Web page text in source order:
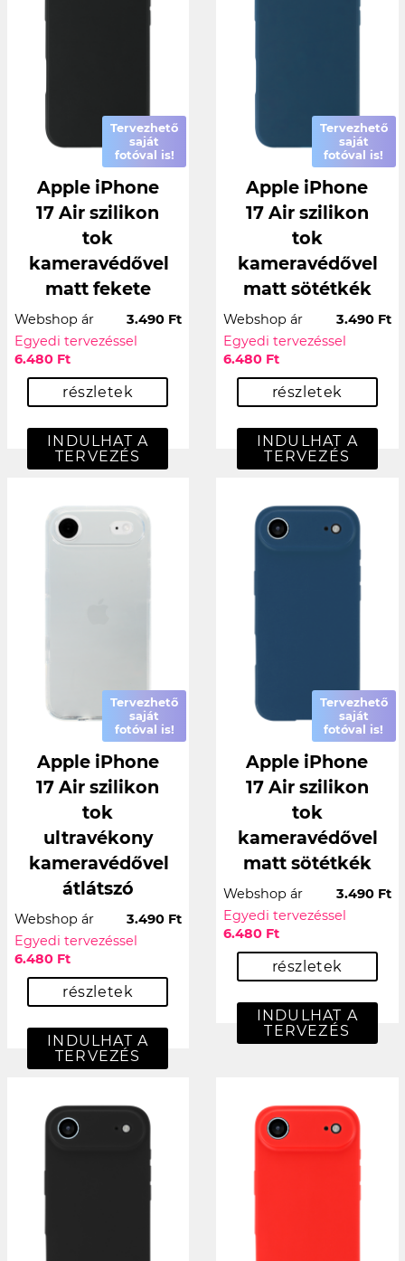
Tervezhető
saját
fotóval is!
Apple iPhone
17 Air szilikon
tok
kameravédővel
matt fekete
Webshop ár
3.490 Ft
Egyedi tervezéssel
6.480 Ft
részletek
INDULHAT A
TERVEZÉS
Tervezhető
saját
fotóval is!
Apple iPhone
17 Air szilikon
tok
kameravédővel
matt sötétkék
Webshop ár
3.490 Ft
Egyedi tervezéssel
6.480 Ft
részletek
INDULHAT A
TERVEZÉS
Tervezhető
saját
fotóval is!
Apple iPhone
17 Air szilikon
tok
ultravékony
kameravédővel
átlátszó
Webshop ár
3.490 Ft
Egyedi tervezéssel
6.480 Ft
részletek
INDULHAT A
TERVEZÉS
Tervezhető
saját
fotóval is!
Apple iPhone
17 Air szilikon
tok
kameravédővel
matt sötétkék
Webshop ár
3.490 Ft
Egyedi tervezéssel
6.480 Ft
részletek
INDULHAT A
TERVEZÉS